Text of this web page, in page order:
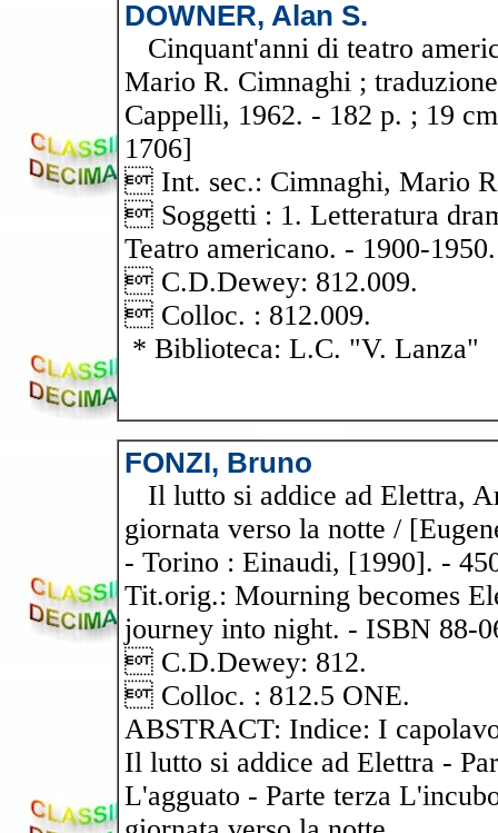
DOWNER, Alan S.
Cinquant'anni di teatro
Mario R. Cimnaghi ;
Cappelli, 1962. - 182 p. ; 19
1706]
 Int. sec.: Cimnaghi, Mario
 Soggetti : 1. Letteratura
Teatro americano. - 1900-1950.
 C.D.Dewey: 812.009.
 Colloc. : 812.009.
* Biblioteca: L.C. "V. Lanza"
FONZI, Bruno
Il lutto si addice ad Elettra,
giornata verso la notte /
- Torino : Einaudi, [1990]. -
Tit.orig.: Mourning becomes
journey into night. - ISBN 88-
 C.D.Dewey: 812.
 Colloc. : 812.5 ONE.
ABSTRACT: Indice: I
Il lutto si addice ad Elettra -
L'agguato - Parte terza